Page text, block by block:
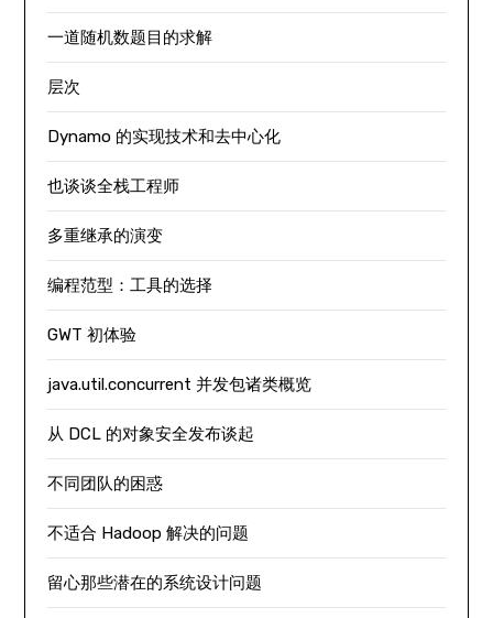
一道随机数题目的求解
层次
Dynamo 的实现技术和去中心化
也谈谈全栈工程师
多重继承的演变
编程范型：工具的选择
GWT 初体验
java.util.concurrent 并发包诸类概览
从 DCL 的对象安全发布谈起
不同团队的困惑
不适合 Hadoop 解决的问题
留心那些潜在的系统设计问题